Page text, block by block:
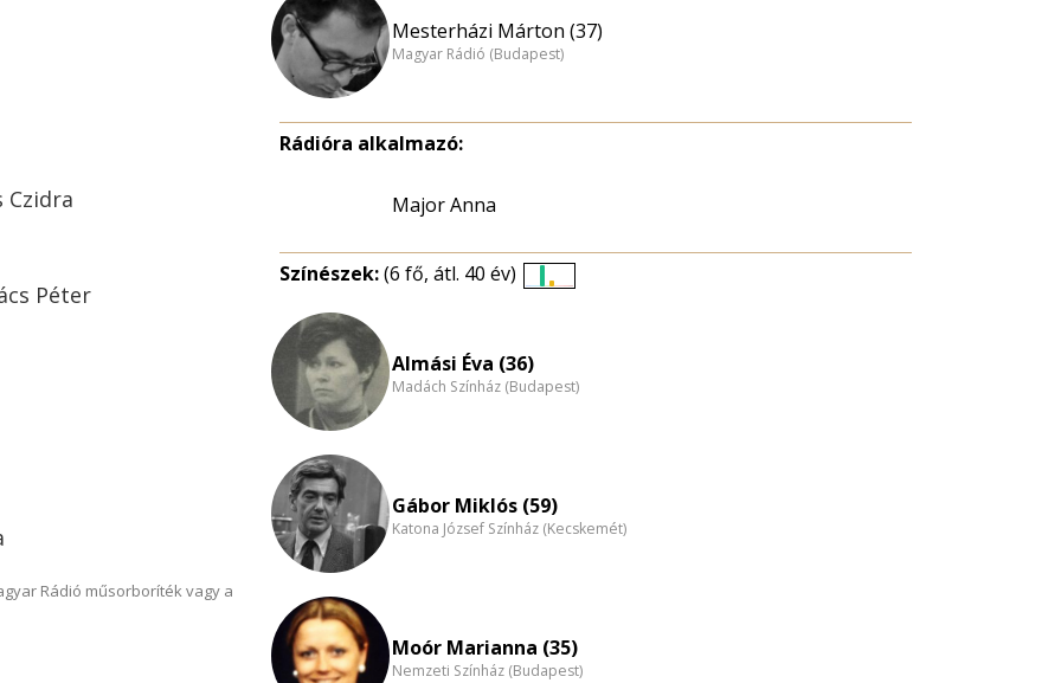
Czidra
Péter
Rádió műsorboríték vagy a
Mesterházi Márton (37)
Magyar Rádió (Budapest)
Rádióra alkalmazó:
Major Anna
Színészek:(6 fő, átl. 40 év)
Almási Éva (36)
Madách Színház (Budapest)
Gábor Miklós (59)
Katona József Színház (Kecskemét)
Moór Marianna (35)
Nemzeti Színház (Budapest)